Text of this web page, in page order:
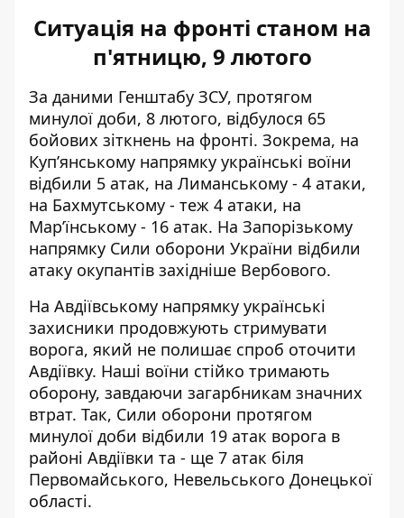
Ситуація на фронті станом на
п'ятницю, 9 лютого
За даними Генштабу ЗСУ, протягом
минулої доби, 8 лютого, відбулося 65
бойових зіткнень на фронті. Зокрема, на
Куп’янському напрямку українські воїни
відбили 5 атак, на Лиманському - 4 атаки,
на Бахмутському - теж 4 атаки, на
Мар’їнському - 16 атак. На Запорізькому
напрямку Сили оборони України відбили
атаку окупантів західніше Вербового.
На Авдіївському напрямку українські
захисники продовжують стримувати
ворога, який не полишає спроб оточити
Авдіївку. Наші воїни стійко тримають
оборону, завдаючи загарбникам значних
втрат. Так, Сили оборони протягом
минулої доби відбили 19 атак ворога в
районі Авдіївки та - ще 7 атак біля
Первомайського, Невельського Донецької
області.